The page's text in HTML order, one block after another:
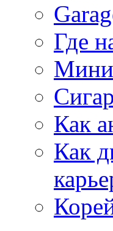
Где
Как
Как